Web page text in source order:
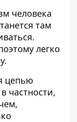
человека
там
легко
цепью
частности,